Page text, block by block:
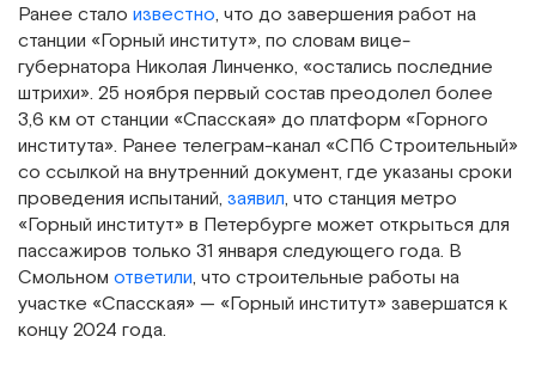
Ранее стало известно, что до завершения работ на
станции «Горный институт», по словам вице-
губернатора Николая Линченко, «остались последние
штрихи». 25 ноября первый состав преодолел более
3,6 км от станции «Спасская» до платформ «Горного
института». Ранее телеграм-канал «СПб Строительный»
со ссылкой на внутренний документ, где указаны сроки
проведения испытаний, заявил, что станция метро
«Горный институт» в Петербурге может открыться для
пассажиров только 31 января следующего года. В
Смольном ответили, что строительные работы на
участке «Спасская» — «Горный институт» завершатся к
концу 2024 года.